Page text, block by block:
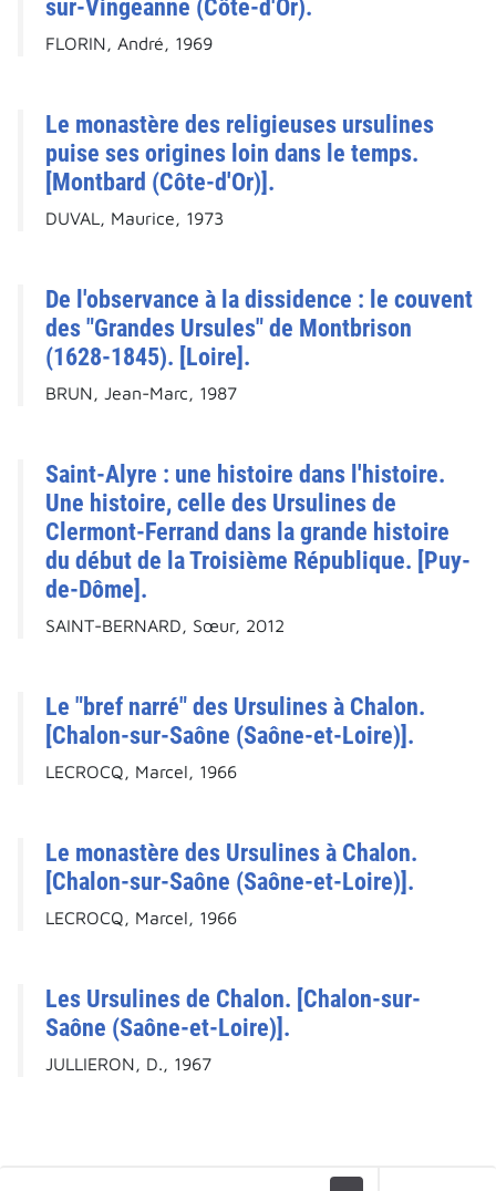
sur-Vingeanne (Côte-d'Or).
FLORIN, André, 1969
Le monastère des religieuses ursulines
puise ses origines loin dans le temps.
[Montbard (Côte-d'Or)].
DUVAL, Maurice, 1973
De l'observance à la dissidence : le couvent
des "Grandes Ursules" de Montbrison
(1628-1845). [Loire].
BRUN, Jean-Marc, 1987
Saint-Alyre : une histoire dans l'histoire.
Une histoire, celle des Ursulines de
Clermont-Ferrand dans la grande histoire
du début de la Troisième République. [Puy-
de-Dôme].
SAINT-BERNARD, Sœur, 2012
Le "bref narré" des Ursulines à Chalon.
[Chalon-sur-Saône (Saône-et-Loire)].
LECROCQ, Marcel, 1966
Le monastère des Ursulines à Chalon.
[Chalon-sur-Saône (Saône-et-Loire)].
LECROCQ, Marcel, 1966
Les Ursulines de Chalon. [Chalon-sur-
Saône (Saône-et-Loire)].
JULLIERON, D., 1967